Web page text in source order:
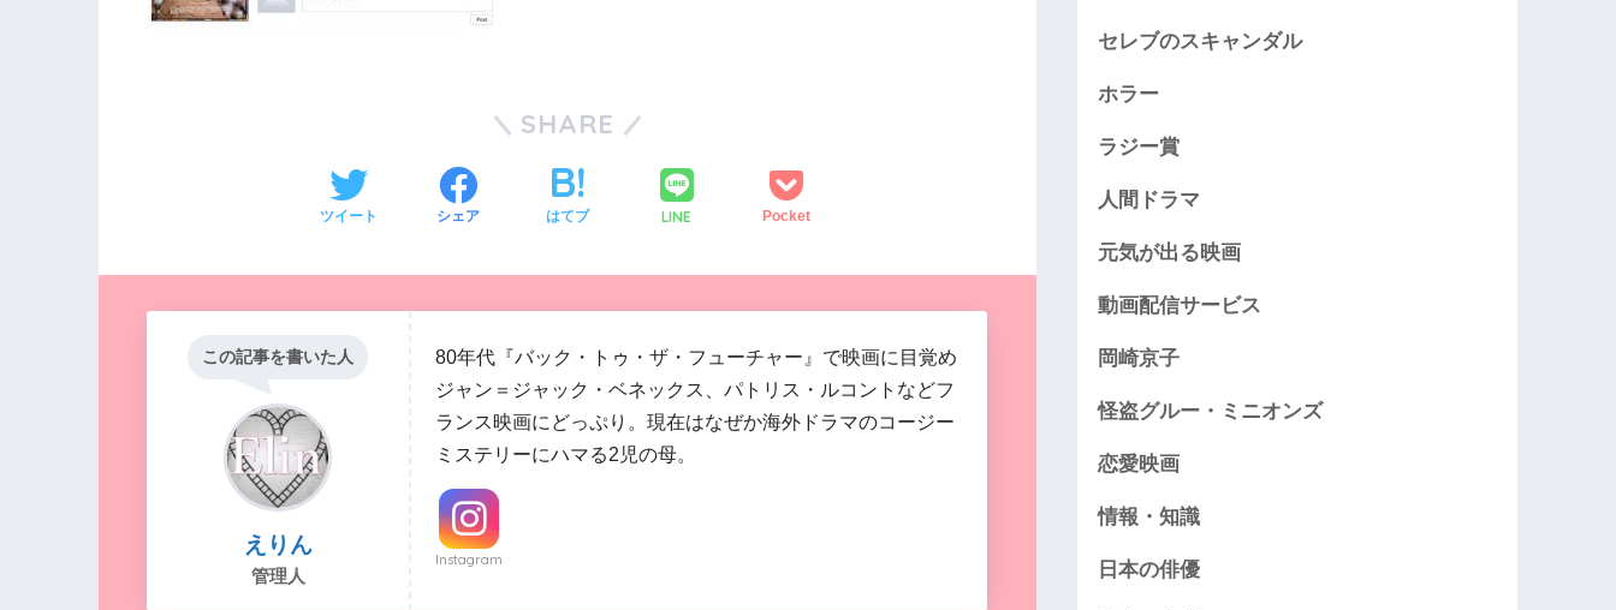
SHARE
ツイート シェア はてブ LINE Pocket
この記事を書いた人
えりん
管理人
80年代『バック・トゥ・ザ・フューチャー』で映画に目覚め
ジャン＝ジャック・ベネックス、パトリス・ルコントなどフ
ランス映画にどっぷり。現在はなぜか海外ドラマのコージー
ミステリーにハマる2児の母。
Instagram
セレブのスキャンダル
ホラー
ラジー賞
人間ドラマ
元気が出る映画
動画配信サービス
岡崎京子
怪盗グルー・ミニオンズ
恋愛映画
情報・知識
日本の俳優